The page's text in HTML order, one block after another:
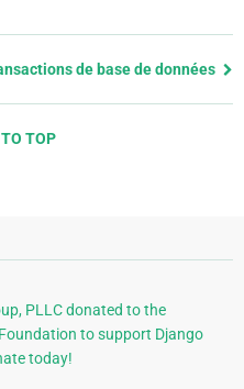
de base de données
TOP
PLLC donated to the
to support Django
today!